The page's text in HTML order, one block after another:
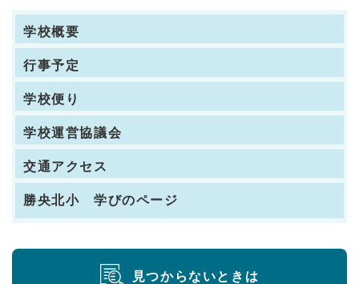
学校概要
行事予定
学校便り
学校運営協議会
交通アクセス
勝央北小 学びのページ
見つからないときは